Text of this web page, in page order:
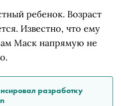
ребенок. Возраст
Известно, что ему
Маск напрямую не
разработку